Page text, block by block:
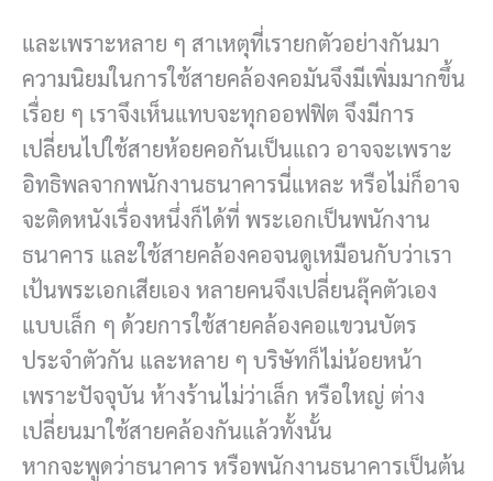
และเพราะหลาย ๆ สาเหตุที่เรายกตัวอย่างกันมา
ความนิยมในการใช้สายคล้องคอมันจึงมีเพิ่มมากขึ้น
เรื่อย ๆ เราจึงเห็นแทบจะทุกออฟฟิต จึงมีการ
เปลี่ยนไปใช้สายห้อยคอกันเป็นแถว อาจจะเพราะ
อิทธิพลจากพนักงานธนาคารนี่แหละ หรือไม่ก็อาจ
จะติดหนังเรื่องหนึ่งก็ได้ที่ พระเอกเป็นพนักงาน
ธนาคาร และใช้สายคล้องคอจนดูเหมือนกับว่าเรา
เป้นพระเอกเสียเอง หลายคนจึงเปลี่ยนลุ๊คตัวเอง
แบบเล็ก ๆ ด้วยการใช้สายคล้องคอแขวนบัตร
ประจำตัวกัน และหลาย ๆ บริษัทก็ไม่น้อยหน้า
เพราะปัจจุบัน ห้างร้านไม่ว่าเล็ก หรือใหญ่ ต่าง
เปลี่ยนมาใช้สายคล้องกันแล้วทั้งนั้น
หากจะพูดว่าธนาคาร หรือพนักงานธนาคารเป็นต้น